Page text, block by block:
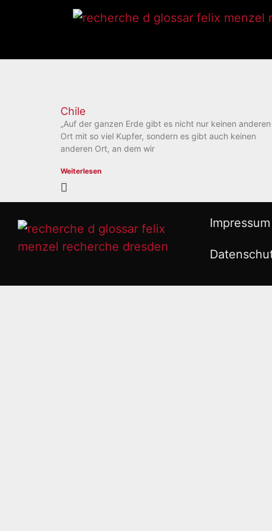
Chile
„Auf der ganzen Erde gibt es nicht nur keinen anderen
Ort mit so viel Kupfer, sondern es gibt auch keinen
anderen Ort, an dem wir
Weiterlesen
Impressum